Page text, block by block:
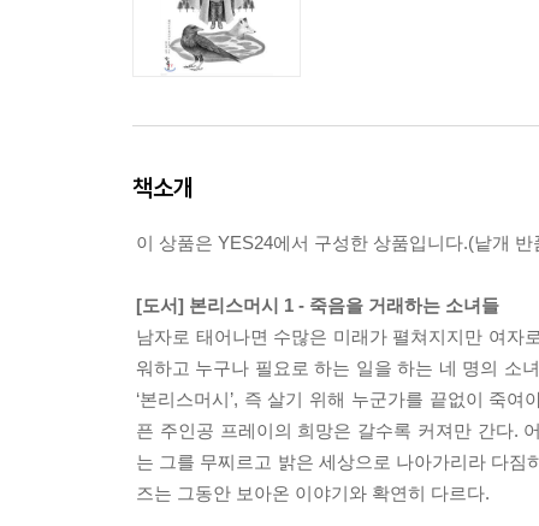
책소개
이 상품은 YES24에서 구성한 상품입니다.(낱개 반
[도서] 본리스머시 1 - 죽음을 거래하는 소녀들
남자로 태어나면 수많은 미래가 펼쳐지지만 여
워하고 누구나 필요로 하는 일을 하는 네 명의 소
‘본리스머시’, 즉 살기 위해 누군가를 끝없이 죽
픈 주인공 프레이의 희망은 갈수록 커져만 간다.
는 그를 무찌르고 밝은 세상으로 나아가리라 다
즈는 그동안 보아온 이야기와 확연히 다르다.